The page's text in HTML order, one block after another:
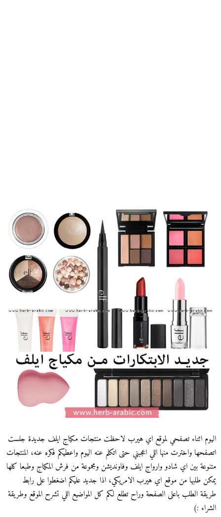
اليوم اثناء تصفحي لموقع اي هيرب لاحظت منتجات مكياج ايلف جديدة جلست
اتصفحها واخترت منها اللي اعجبني حتى اتكلم عنه اليوم واعطيكم فكره عنه، المنتجات
متنوعة بين اي شادو وارواج ايلف وفاونديشن ومجموعة من فرش المكياج وطبعا كلها
يمكن طلبها من موقع اي هيرب الامريكي، اذا جديد عليكم اضغطوا على رابط
طريقة الطلب باعلى الصفحة وراح تطلع لكم كل المواضيع اللي تشرح الموقع وطريقة
الشراء :)